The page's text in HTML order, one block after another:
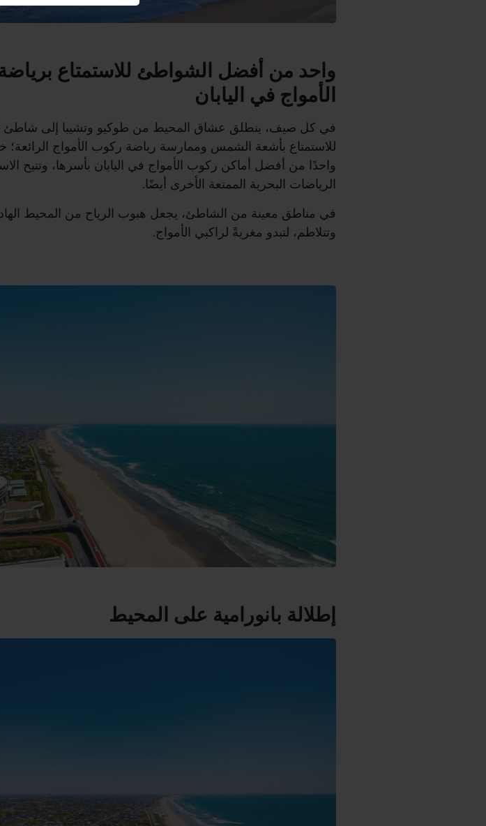
واحد من أفضل الشواطئ للاستمتاع
الأمواج في اليابان
في كل صيف، ينطلق عشاق المحيط من طوكيو وتشيبا إلى شاطئ
للاستمتاع بأشعة الشمس وممارسة رياضة ركوب الأمواج الرائعة؛
واحدًا من أفضل أماكن ركوب الأمواج في اليابان بأسرها، وتتيح
الرياضات البحرية الممتعة الأخرى أيضًا.
في مناطق معينة من الشاطئ، يجعل هبوب الرياح من المحيط
وتتلاطم، لتبدو مغريةً لراكبي الأمواج.
إطلالة بانورامية على المحيط